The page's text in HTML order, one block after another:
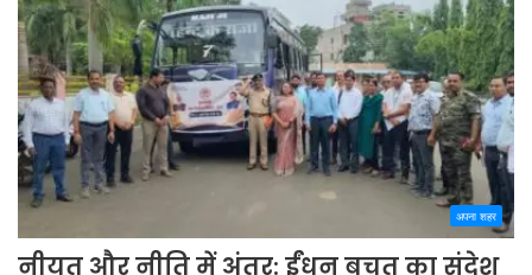
अपना शहर
नीयत और नीति में अंतर: ईंधन बचत का संदेश